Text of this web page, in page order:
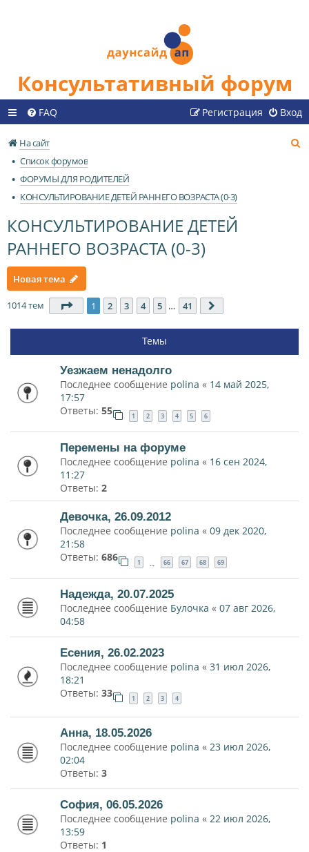
Консультативный форум
FAQ Вход
Регистрация
На сайт
Список форумов
ФОРУМЫ ДЛЯ РОДИТЕЛЕЙ
КОНСУЛЬТИРОВАНИЕ ДЕТЕЙ РАННЕГО ВОЗРАСТА (0-3)
КОНСУЛЬТИРОВАНИЕ ДЕТЕЙ
РАННЕГО ВОЗРАСТА (0-3)
Новая тема
1014 тем Страница 1из 41
1 2 3 4 5 … 41
Темы
Уезжаем ненадолго
Последнее сообщение polina « 14 май 2025,
17:57
Ответы: 55 1 2 3 4 5 6
Перемены на форуме
Последнее сообщение polina « 16 сен 2024,
11:27
Ответы: 2
Девочка, 26.09.2012
Последнее сообщение polina « 09 дек 2020,
21:58
Ответы: 686 1 … 66 67 68 69
Надежда, 20.07.2025
Последнее сообщение Булочка « 07 авг 2026,
04:58
Есения, 26.02.2023
Последнее сообщение polina « 31 июл 2026,
18:21
Ответы: 33 1 2 3 4
Анна, 18.05.2026
Последнее сообщение polina « 23 июл 2026,
02:04
Ответы: 3
София, 06.05.2026
Последнее сообщение polina « 22 июл 2026,
13:59
Ответы: 1